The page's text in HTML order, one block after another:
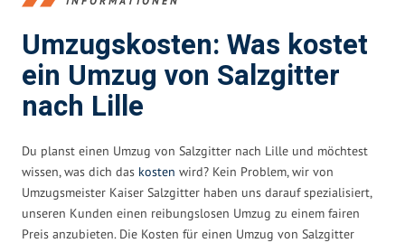
Umzugskosten: Was kostet
ein Umzug von Salzgitter
nach Lille
Du planst einen Umzug von Salzgitter nach Lille und möchtest
wissen, was dich das kosten wird? Kein Problem, wir von
Umzugsmeister Kaiser Salzgitter haben uns darauf spezialisiert,
unseren Kunden einen reibungslosen Umzug zu einem fairen
Preis anzubieten. Die Kosten für einen Umzug von Salzgitter